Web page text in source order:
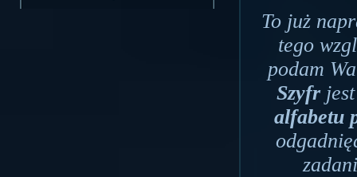
To już
tego
podam
Szyfr
alfabetu